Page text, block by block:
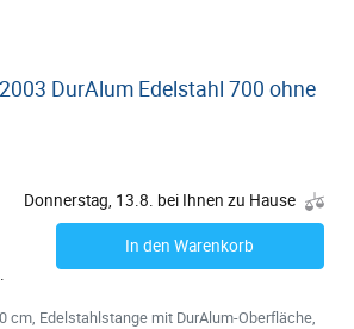
DurAlum Edelstahl 700 ohne
Donnerstag, 13.8. bei Ihnen zu Hause
In den Warenkorb
cm, Edelstahlstange mit DurAlum-Oberfläche,